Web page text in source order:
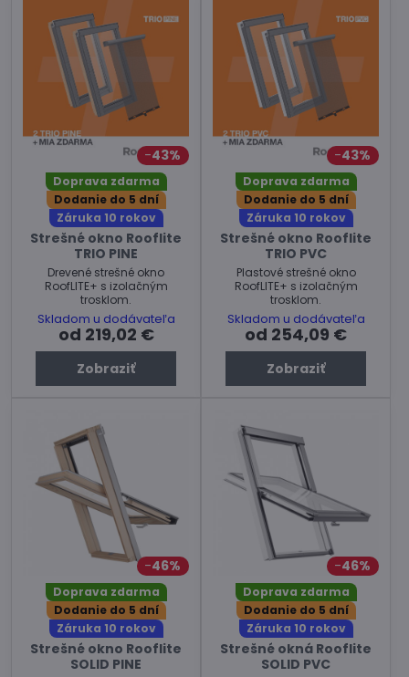
43%
Doprava zdarma
Dodanie do 5 dní
Záruka 10 rokov
Strešné okno Rooflite
TRIO PINE
Drevené strešné okno
RoofLITE+ s izolačným
trosklom.
Skladom u dodávateľa
od 219,02 €
Zobraziť
43%
Doprava zdarma
Dodanie do 5 dní
Záruka 10 rokov
Strešné okno Rooflite
TRIO PVC
Plastové strešné okno
RoofLITE+ s izolačným
trosklom.
Skladom u dodávateľa
od 254,09 €
Zobraziť
46%
Doprava zdarma
Dodanie do 5 dní
Záruka 10 rokov
Strešné okno Rooflite
SOLID PINE
46%
Doprava zdarma
Dodanie do 5 dní
Záruka 10 rokov
Strešné okná Rooflite
SOLID PVC